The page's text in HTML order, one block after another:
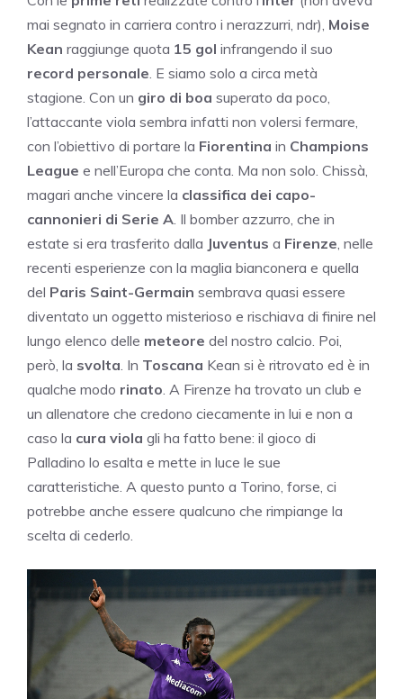
mai segnato in carriera contro i nerazzurri, ndr), Moise
Kean raggiunge quota 15 gol infrangendo il suo
record personale. E siamo solo a circa metà
stagione. Con un giro di boa superato da poco,
l’attaccante viola sembra infatti non volersi fermare,
con l’obiettivo di portare la Fiorentina in Champions
League e nell’Europa che conta. Ma non solo. Chissà,
magari anche vincere la classifica dei capo-
cannonieri di Serie A. Il bomber azzurro, che in
estate si era trasferito dalla Juventus a Firenze, nelle
recenti esperienze con la maglia bianconera e quella
del Paris Saint-Germain sembrava quasi essere
diventato un oggetto misterioso e rischiava di finire nel
lungo elenco delle meteore del nostro calcio. Poi,
però, la svolta. In Toscana Kean si è ritrovato ed è in
qualche modo rinato. A Firenze ha trovato un club e
un allenatore che credono ciecamente in lui e non a
caso la cura viola gli ha fatto bene: il gioco di
Palladino lo esalta e mette in luce le sue
caratteristiche. A questo punto a Torino, forse, ci
potrebbe anche essere qualcuno che rimpiange la
scelta di cederlo.